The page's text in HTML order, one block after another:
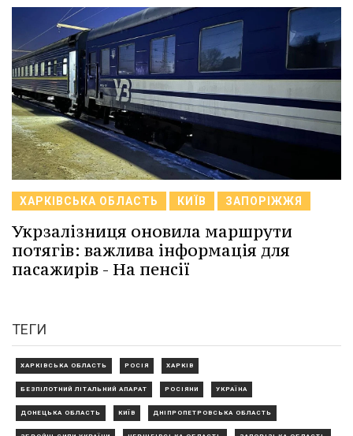
ХАРКІВСЬКА ОБЛАСТЬ КИЇВ ЗАПОРІЖЖЯ
Укрзалізниця оновила маршрути
потягів: важлива інформація для
пасажирів - На пенсії
ТЕГИ
ХАРКІВСЬКА ОБЛАСТЬ РОСІЯ ХАРКІВ
БЕЗПІЛОТНИЙ ЛІТАЛЬНИЙ АПАРАТ РОСІЯНИ УКРАЇНА
ДОНЕЦЬКА ОБЛАСТЬ КИЇВ ДНІПРОПЕТРОВСЬКА ОБЛАСТЬ